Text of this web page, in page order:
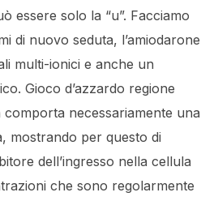
essere solo la “u”. Facciamo
di nuovo seduta, l’amiodarone
multi-ionici e anche un
Gioco d’azzardo regione
necessariamente una
mostrando per questo di
dell’ingresso nella cellula
che sono regolarmente